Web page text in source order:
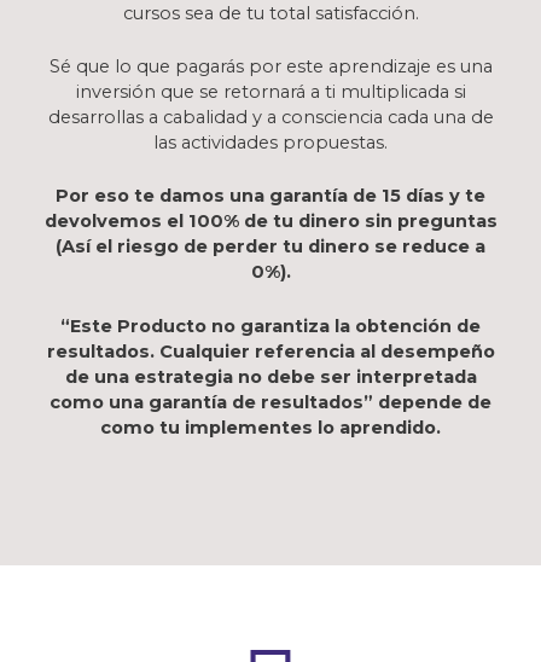
cursos sea de tu total satisfacción.
Sé que lo que pagarás por este aprendizaje es una
inversión que se retornará a ti multiplicada si
desarrollas a cabalidad y a consciencia cada una de
las actividades propuestas.
Por eso te damos una garantía de 15 días y te
devolvemos el 100% de tu dinero sin preguntas
(Así el riesgo de perder tu dinero se reduce a
0%).
“Este Producto no garantiza la obtención de
resultados. Cualquier referencia al desempeño
de una estrategia no debe ser interpretada
como una garantía de resultados” depende de
como tu implementes lo aprendido.